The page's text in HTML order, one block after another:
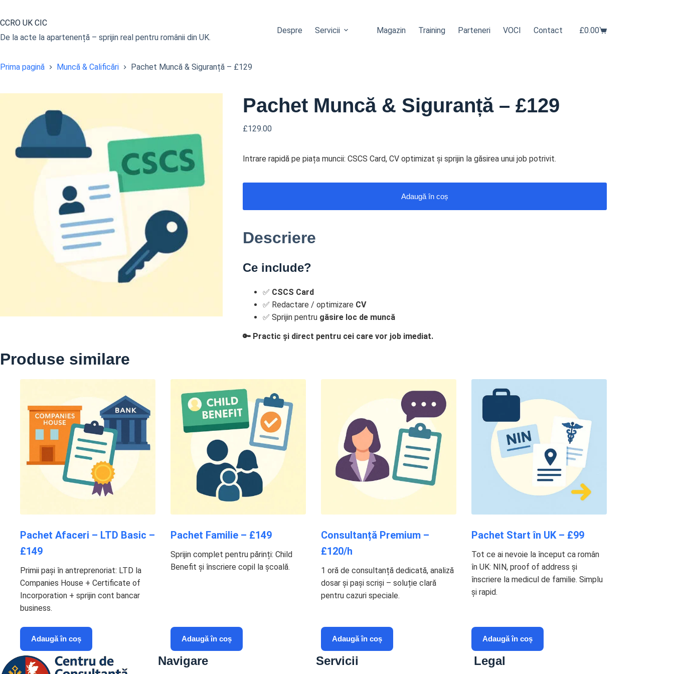
la
CCRO UK CIC
De la acte la apartenență – sprijin real pentru românii din UK.
Despre Servicii Magazin Training Parteneri VOCI Contact
Coș
£0.00
Prima pagină Muncă & Calificări Pachet Muncă & Siguranță – £129
Pachet Muncă & Siguranță – £129
£129.00
Intrare rapidă pe piața muncii: CSCS Card, CV optimizat și sprijin la găsirea unui job potrivit.
Adaugă în coș
Descriere
Ce include?
✅ CSCS Card
✅ Redactare / optimizare CV
✅ Sprijin pentru găsire loc de muncă
🔑 Practic și direct pentru cei care vor job imediat.
Produse similare
Pachet Afaceri – LTD Basic –
£149
Primii pași în antreprenoriat: LTD la
Companies House + Certificate of
Incorporation + sprijin cont bancar
business.
Adaugă în coș
Pachet Familie – £149
Sprijin complet pentru părinți: Child
Benefit și înscriere copil la școală.
Adaugă în coș
Consultanță Premium –
£120/h
1 oră de consultanță dedicată, analiză
dosar și pași scriși – soluție clară
pentru cazuri speciale.
Adaugă în coș
Pachet Start în UK – £99
Tot ce ai nevoie la început ca român
în UK: NIN, proof of address și
înscriere la medicul de familie. Simplu
și rapid.
Adaugă în coș
Navigare Servicii Legal